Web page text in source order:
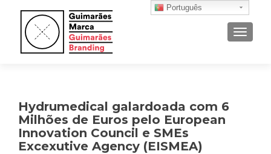
Hydrumedical galardoada com 6
Milhões de Euros pelo European
Innovation Council e SMEs
Excexutive Agency (EISMEA)
Português